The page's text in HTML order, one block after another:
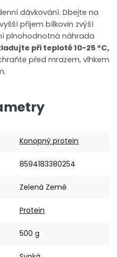
dávkování. Dbejte na
příjem bílkovin zvýší
plnohodnotná náhrada
při teplotě 10-25 ºC,
před mrazem, vlhkem
Konopný protein
8594183380254
Zelená Země
Protein
500 g